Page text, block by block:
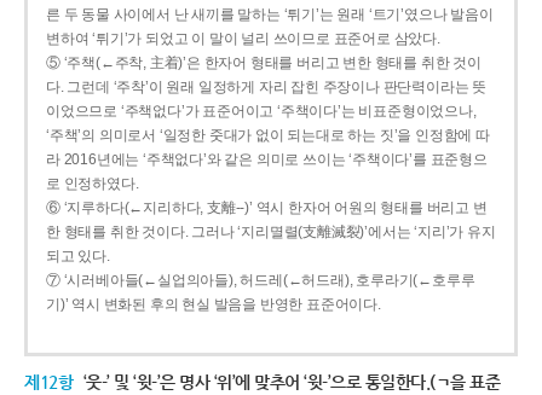
른 두 동물 사이에서 난 새끼를 말하는 ‘튀기’는 원래 ‘트기’였으나 발음이
변하여 ‘튀기’가 되었고 이 말이 널리 쓰이므로 표준어로 삼았다.
⑤ ‘주책(←주착, 主着)’은 한자어 형태를 버리고 변한 형태를 취한 것이
다. 그런데 ‘주착’이 원래 일정하게 자리 잡힌 주장이나 판단력이라는 뜻
이었으므로 ‘주책없다’가 표준어이고 ‘주책이다’는 비표준형이었으나,
‘주책’의 의미로서 ‘일정한 줏대가 없이 되는대로 하는 짓’을 인정함에 따
라 2016년에는 ‘주책없다’와 같은 의미로 쓰이는 ‘주책이다’를 표준형으
로 인정하였다.
⑥ ‘지루하다(←지리하다, 支離--)’ 역시 한자어 어원의 형태를 버리고 변
한 형태를 취한 것이다. 그러나 ‘지리멸렬(支離滅裂)’에서는 ‘지리’가 유지
되고 있다.
⑦ ‘시러베아들(←실업의아들), 허드레(←허드래), 호루라기(←호루루
기)’ 역시 변화된 후의 현실 발음을 반영한 표준어이다.
제12항 ‘웃-’ 및 ‘윗-’은 명사 ‘위’에 맞추어 ‘윗-’으로 통일한다.(ㄱ을 표준